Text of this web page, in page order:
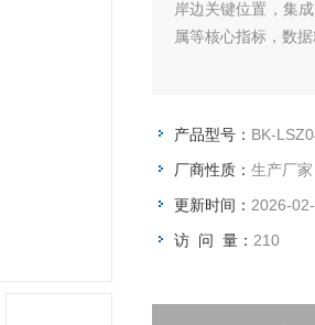
岸边关键位置，集
属等核心指标，数
产品型号： BK-
厂商性质： 生产厂家
更新时间： 2026-
访 问 量： 210